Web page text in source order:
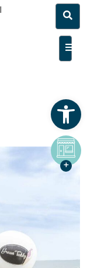
Ouvrir la barre d’outils